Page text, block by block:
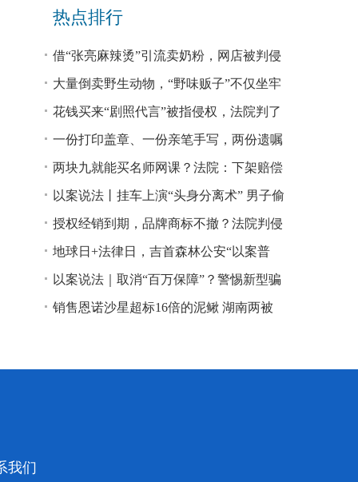
培训班开班 方华堂作专题辅导
热点排行
借“张亮麻辣烫”引流卖奶粉，网店被判侵
权！
大量倒卖野生动物，“野味贩子”不仅坐牢
还得赔钱
花钱买来“剧照代言”被指侵权，法院判了
一份打印盖章、一份亲笔手写，两份遗嘱
谁说了算？
两块九就能买名师网课？法院：下架赔偿
以案说法丨挂车上演“头身分离术” 男子偷
逃高速通行费获刑
授权经销到期，品牌商标不撤？法院判侵
权！
地球日+法律日，吉首森林公安“以案普
法”
以案说法｜取消“百万保障”？警惕新型骗
局！
销售恩诺沙星超标16倍的泥鳅 湖南两被
我们